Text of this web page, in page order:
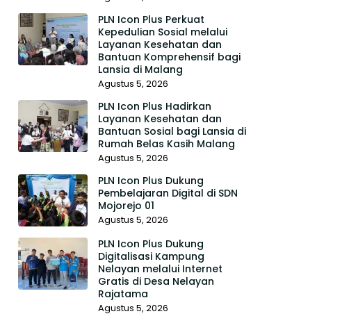
PLN Icon Plus Perkuat
Kepedulian Sosial melalui
Layanan Kesehatan dan
Bantuan Komprehensif bagi
Lansia di Malang
Agustus 5, 2026
PLN Icon Plus Hadirkan
Layanan Kesehatan dan
Bantuan Sosial bagi Lansia di
Rumah Belas Kasih Malang
Agustus 5, 2026
PLN Icon Plus Dukung
Pembelajaran Digital di SDN
Mojorejo 01
Agustus 5, 2026
PLN Icon Plus Dukung
Digitalisasi Kampung
Nelayan melalui Internet
Gratis di Desa Nelayan
Rajatama
Agustus 5, 2026